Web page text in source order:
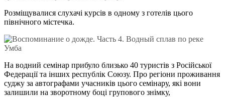
Розміщувалися слухачі курсів в одному з готелів цього
північного містечка.
На водний семінар прибуло близько 40 туристів з Російської
Федерації та інших республік Союзу. Про регіони проживання
суджу за автографами учасників цього семінару, які вони
залишили на зворотному боці групового знімку,